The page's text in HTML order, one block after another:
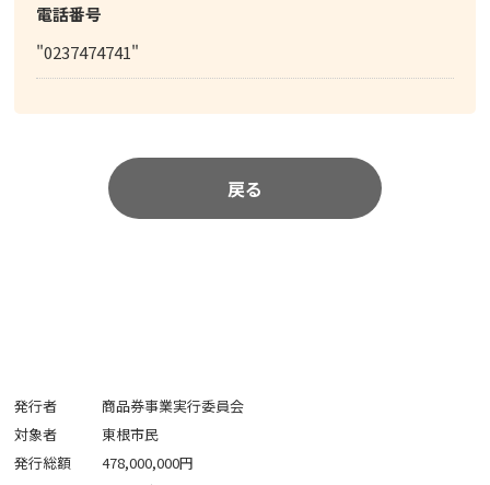
電話番号
"0237474741"
戻る
発行者
商品券事業実行委員会
対象者
東根市民
発行総額
478,000,000円